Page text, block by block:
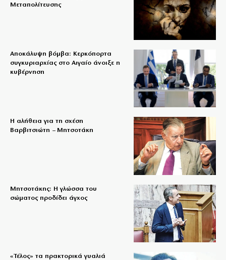
Μεταπολίτευσης
Αποκάλυψη βόμβα: Κερκόπορτα
συγκυριαρχίας στο Αιγαίο άνοιξε η
κυβέρνηση
Η αλήθεια για τη σχέση
Βαρβιτσιώτη – Μητσοτάκη
Μητσοτάκης: Η γλώσσα του
σώματος προδίδει άγχος
«Τέλος» τα πρακτορικά γυαλιά